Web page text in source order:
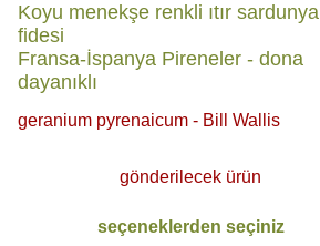
Koyu menekşe renkli ıtır sardunya
fidesi
Fransa-İspanya Pireneler - dona
dayanıklı
geranium pyrenaicum - Bill Wallis
gönderilecek ürün
seçeneklerden seçiniz